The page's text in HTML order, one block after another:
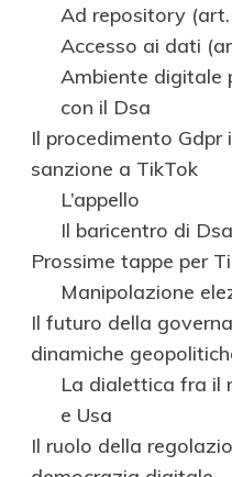
Ad repository
Accesso ai dati
Ambiente digitale
con il Dsa
Il procedimento
sanzione a TikTok
L’appello
Il baricentro di
Prossime tappe per
Manipolazione
Il futuro della
dinamiche
La dialettica fra il
e Usa
Il ruolo della